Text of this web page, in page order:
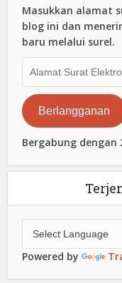
Masukkan alamat
blog ini dan
baru melalui surel.
Surat
Elektronik
Berlangganan
Bergabung dengan
Powered by